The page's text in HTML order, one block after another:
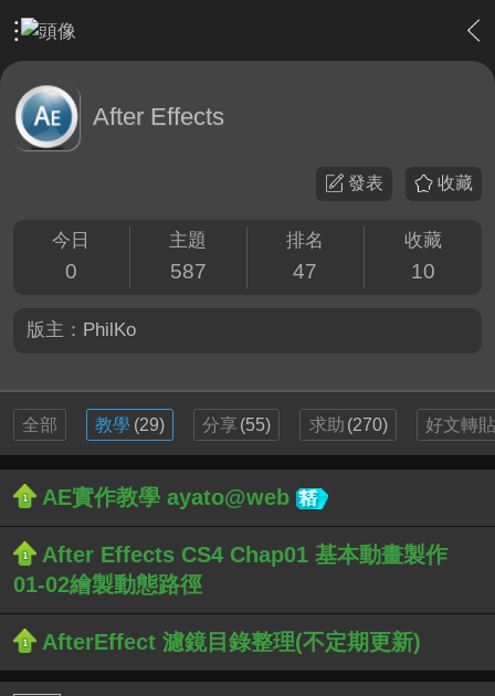
影片創作區 › 剪接軟硬體討論區 › After Effects
After Effects
收藏
發表
今日
0
主題
587
排名
47
收藏
10
版主： PhilKo
全部 教學 (29) 分享 (55) 求助 (270) 好文轉
AE實作教學 ayato@web
After Effects CS4 Chap01 基本動畫製作
01-02繪製動態路徑
AfterEffect 濾鏡目錄整理(不定期更新)